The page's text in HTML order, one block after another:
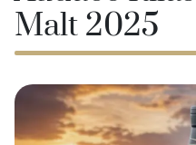
Malt 2025